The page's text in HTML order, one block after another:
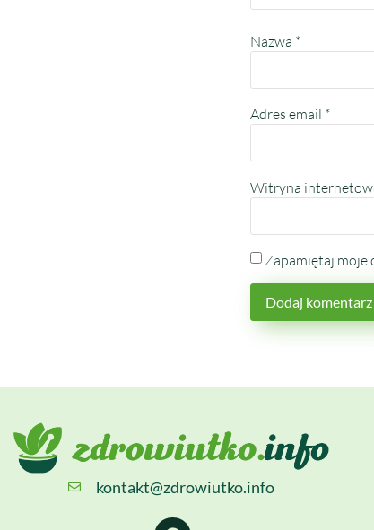
Nazwa *
Adres email *
Witryna
Zapamiętaj moje
kontakt@zdrowiutko.info